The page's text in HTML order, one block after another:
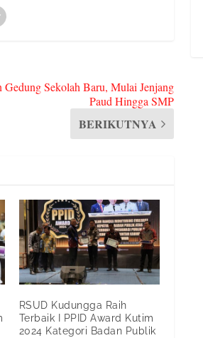
Sekolah Baru, Mulai Jenjang
Paud Hingga SMP
BERIKUTNYA
RSUD Kudungga Raih
Terbaik I PPID Award Kutim
2024 Kategori Badan Publik